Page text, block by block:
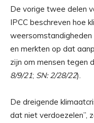
De vorige twee delen
IPCC beschreven hoe
en merkten op dat
zijn om mensen tegen
8/9/21; SN: 2/28/22).
De dreigende
dat niet verdoezelen”,